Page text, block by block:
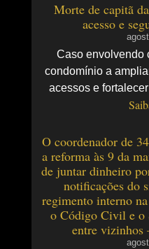
Morte de capitã
acesso e
Caso envolvendo
condomínio a
acessos e
O coordenador de
a reforma às 9 da
de juntar dinheiro
notificações do
regimento interno
o Código Civil e o
entre vizinhos